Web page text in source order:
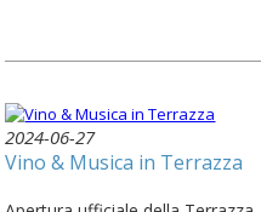
2024-06-27
Vino & Musica in Terrazza